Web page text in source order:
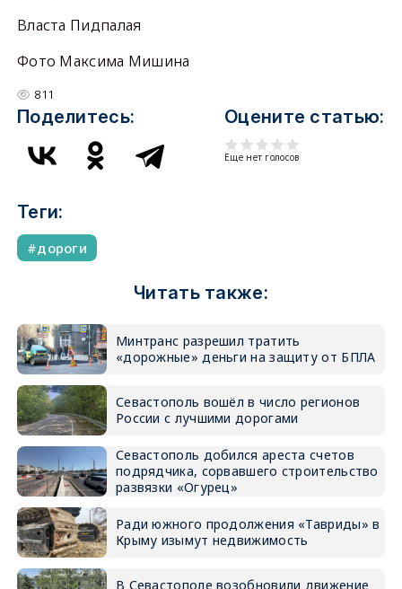
Власта Пидпалая
Фото Максима Мишина
811
Поделитесь: Оцените статью:
Еще нет голосов
Теги:
дороги
Читать также:
Минтранс разрешил тратить
«дорожные» деньги на защиту от БПЛА
Севастополь вошёл в число регионов
России с лучшими дорогами
Севастополь добился ареста счетов
подрядчика, сорвавшего строительство
развязки «Огурец»
Ради южного продолжения «Тавриды» в
Крыму изымут недвижимость
В Севастополе возобновили движение